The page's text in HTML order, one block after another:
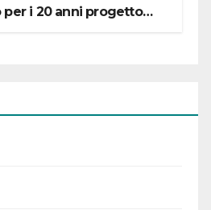
per i 20 anni progetto